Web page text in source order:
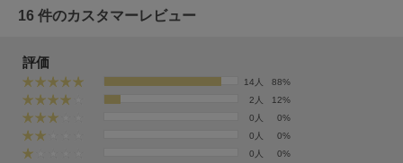
ey
FILA
フィラ
FRAY I.D
16 件のカスタマーレビュー
評価
14人
88%
2人
12%
0人
0%
0人
0%
0人
0%